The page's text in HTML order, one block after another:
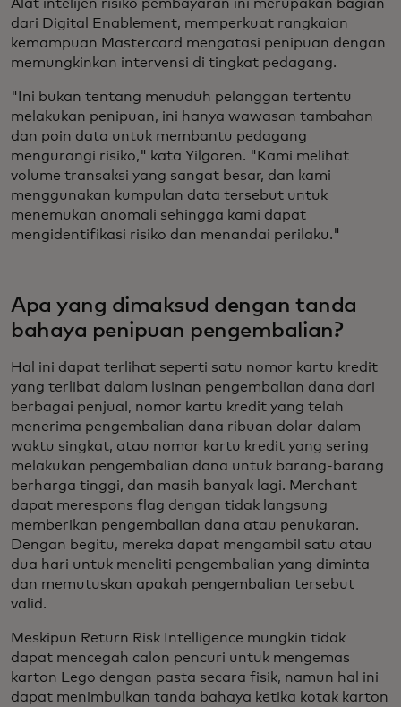
Alat intelijen risiko pembayaran ini merupakan bagian
dari Digital Enablement, memperkuat rangkaian
kemampuan Mastercard mengatasi penipuan dengan
memungkinkan intervensi di tingkat pedagang.
"Ini bukan tentang menuduh pelanggan tertentu
melakukan penipuan, ini hanya wawasan tambahan
dan poin data untuk membantu pedagang
mengurangi risiko," kata Yilgoren. "Kami melihat
volume transaksi yang sangat besar, dan kami
menggunakan kumpulan data tersebut untuk
menemukan anomali sehingga kami dapat
mengidentifikasi risiko dan menandai perilaku."
Apa yang dimaksud dengan tanda
bahaya penipuan pengembalian?
Hal ini dapat terlihat seperti satu nomor kartu kredit
yang terlibat dalam lusinan pengembalian dana dari
berbagai penjual, nomor kartu kredit yang telah
menerima pengembalian dana ribuan dolar dalam
waktu singkat, atau nomor kartu kredit yang sering
melakukan pengembalian dana untuk barang-barang
berharga tinggi, dan masih banyak lagi. Merchant
dapat merespons flag dengan tidak langsung
memberikan pengembalian dana atau penukaran.
Dengan begitu, mereka dapat mengambil satu atau
dua hari untuk meneliti pengembalian yang diminta
dan memutuskan apakah pengembalian tersebut
valid.
Meskipun Return Risk Intelligence mungkin tidak
dapat mencegah calon pencuri untuk mengemas
karton Lego dengan pasta secara fisik, namun hal ini
dapat menimbulkan tanda bahaya ketika kotak karton